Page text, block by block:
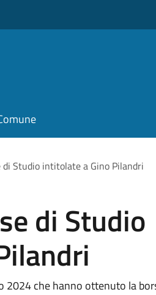
di Studio intitolate a Gino Pilandri
di Studio
2024 che hanno ottenuto la